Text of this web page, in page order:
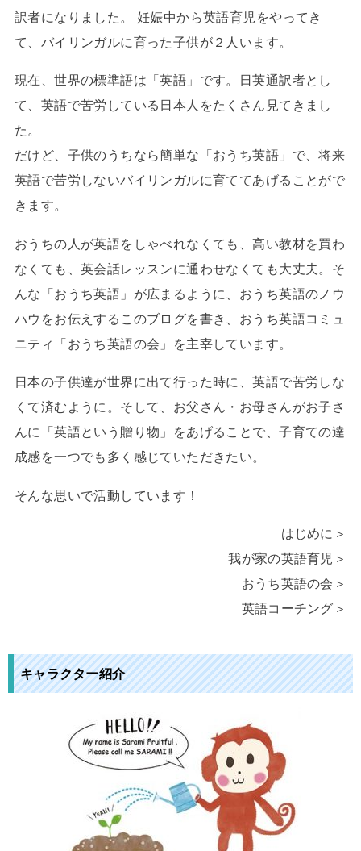
訳者になりました。 妊娠中から英語育児をやってき
て、バイリンガルに育った子供が２人います。
現在、世界の標準語は「英語」です。日英通訳者とし
て、英語で苦労している日本人をたくさん見てきまし
た。
だけど、子供のうちなら簡単な「おうち英語」で、将来
英語で苦労しないバイリンガルに育ててあげることがで
きます。
おうちの人が英語をしゃべれなくても、高い教材を買わ
なくても、英会話レッスンに通わせなくても大丈夫。そ
んな「おうち英語」が広まるように、おうち英語のノウ
ハウをお伝えするこのブログを書き、おうち英語コミュ
ニティ「おうち英語の会」を主宰しています。
日本の子供達が世界に出て行った時に、英語で苦労しな
くて済むように。そして、お父さん・お母さんがお子さ
んに「英語という贈り物」をあげることで、子育ての達
成感を一つでも多く感じていただきたい。
そんな思いで活動しています！
はじめに＞
我が家の英語育児＞
おうち英語の会＞
英語コーチング＞
キャラクター紹介